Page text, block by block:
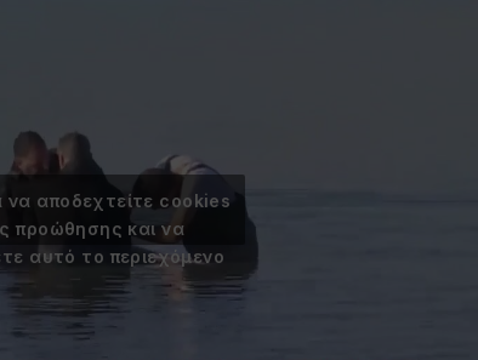
να αποδεχτείτε cookies
προώθησης και να
αυτό το περιεχόμενο